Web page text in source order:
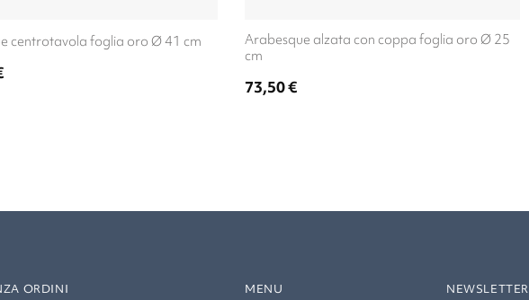
centrotavola foglia oro Ø 41 cm
Arabesque alzata con coppa foglia oro Ø 25
cm
73,50€
ORDINI MENU NEWSLETTER